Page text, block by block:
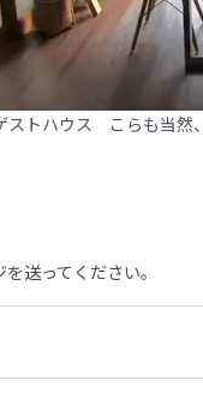
ストハウス こらも当然
送ってください。